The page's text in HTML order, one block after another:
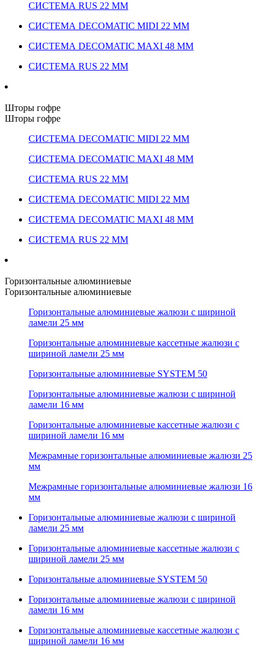
СИСТЕМА RUS 22 ММ
СИСТЕМА DECOMATIC MIDI 22 ММ
СИСТЕМА DECOMATIC MAXI 48 ММ
СИСТЕМА RUS 22 ММ
Шторы гофре
Шторы гофре
СИСТЕМА DECOMATIC MIDI 22 ММ
СИСТЕМА DECOMATIC MAXI 48 ММ
СИСТЕМА RUS 22 ММ
СИСТЕМА DECOMATIC MIDI 22 ММ
СИСТЕМА DECOMATIC MAXI 48 ММ
СИСТЕМА RUS 22 ММ
Горизонтальные алюминиевые
Горизонтальные алюминиевые
Горизонтальные алюминиевые жалюзи с шириной
ламели 25 мм
Горизонтальные алюминиевые кассетные жалюзи с
шириной ламели 25 мм
Горизонтальные алюминиевые SYSTEM 50
Горизонтальные алюминиевые жалюзи с шириной
ламели 16 мм
Горизонтальные алюминиевые кассетные жалюзи с
шириной ламели 16 мм
Межрамные горизонтальные алюминиевые жалюзи 25
мм
Межрамные горизонтальные алюминиевые жалюзи 16
мм
Горизонтальные алюминиевые жалюзи с шириной
ламели 25 мм
Горизонтальные алюминиевые кассетные жалюзи с
шириной ламели 25 мм
Горизонтальные алюминиевые SYSTEM 50
Горизонтальные алюминиевые жалюзи с шириной
ламели 16 мм
Горизонтальные алюминиевые кассетные жалюзи с
шириной ламели 16 мм